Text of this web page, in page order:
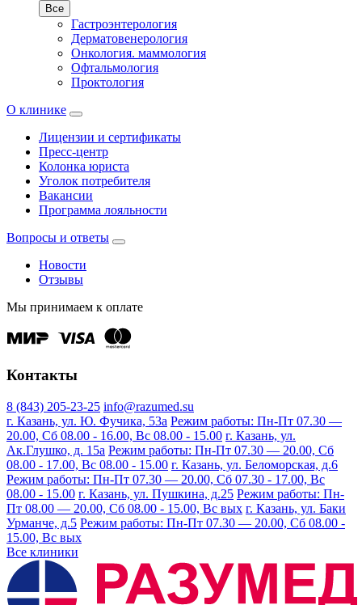
Все
Гастроэнтерология
Дерматовенерология
Онкология. маммология
Офтальмология
Проктология
О клинике
Лицензии и сертификаты
Пресс-центр
Колонка юриста
Уголок потребителя
Вакансии
Программа лояльности
Вопросы и ответы
Новости
Отзывы
Мы принимаем к оплате
Контакты
8 (843) 205-23-25 info@razumed.su
г. Казань, ул. Ю. Фучика, 53а Режим работы: Пн-Пт 07.30 —
20.00, Сб 08.00 - 16.00, Вс 08.00 - 15.00 г. Казань, ул.
Ак.Глушко, д. 15а Режим работы: Пн-Пт 07.30 — 20.00, Сб
08.00 - 17.00, Вс 08.00 - 15.00 г. Казань, ул. Беломорская, д.6
Режим работы: Пн-Пт 07.30 — 20.00, Сб 07.30 - 17.00, Вс
08.00 - 15.00 г. Казань, ул. Пушкина, д.25 Режим работы: Пн-
Пт 08.00 — 20.00, Сб 08.00 - 15.00, Вс вых г. Казань, ул. Баки
Урманче, д.5 Режим работы: Пн-Пт 07.30 — 20.00, Сб 08.00 -
15.00, Вс вых
Все клиники